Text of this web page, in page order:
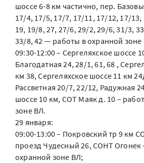
шоссе 6-8 км частично, пер.
17/4, 17/5, 17/7, 17/11, 17/12, 17/
19, 19/8, 27, 27/6, 29/2, 29/6, 31/3,
33/8, 42 — работы в охранной зоне
09:30-12:00 – Сергеляхское шоссе
Благодатная 24, 28/1, 61, 68 ,
км 38, Сергеляхское шоссе 11 км
Рассветная 20/7, 22/12, Радужная
шоссе 10 км, СОТ Маяк д. 10 –
зоне ВЛ.
29 января:
09:00-13:00 – Покровский тр 9 км
проезд Чудесный 26, СОНТ Огонек
охранной зоне ВЛ;